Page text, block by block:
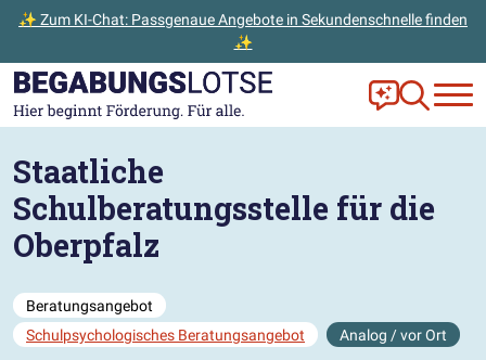
✨ Zum KI-Chat: Passgenaue Angebote in Sekundenschnelle finden
✨
Zum Hauptinhalt der Seite springen
Zur Startseite gehen Frag Ella!
Zur
Staatliche
Schulberatungsstelle für die
Oberpfalz
Beratungsangebot
Schulpsychologisches Beratungsangebot
Analog / vor Ort